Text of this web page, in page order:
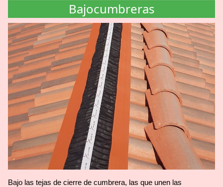
Bajocumbreras
Bajo las tejas de cierre de cumbrera, las que unen las